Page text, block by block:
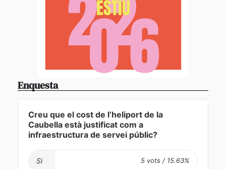
Enquesta
Creu que el cost de l’heliport de la
Caubella està justificat com a
infraestructura de servei públic?
Si